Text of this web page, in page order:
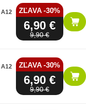
A12
ZĽAVA -30%
6,90 €
9,90 €
A12
ZĽAVA -30%
6,90 €
9,90 €